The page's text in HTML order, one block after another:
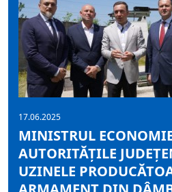
17.06.2025
MINISTRUL
AUTORITĂȚILE
UZINELE